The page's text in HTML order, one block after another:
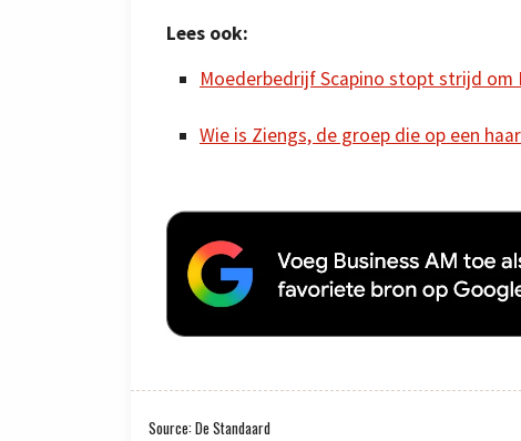
Lees ook:
Moederbedrijf Scapino stopt strijd om
Wie is Ziengs, de groep die op een
Source: De Standaard